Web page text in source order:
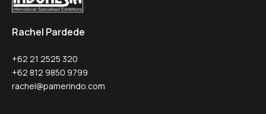
Rachel Pardede
+62 21 2525 320
+62 812 9850 9799
rachel@pamerindo.com